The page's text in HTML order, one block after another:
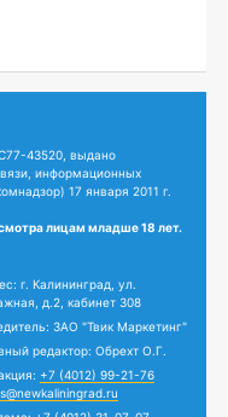
43520, выдано
информационных
17 января 2011 г.
лицам младше 18 лет.
г. Калининград, ул.
д.2, кабинет 308
ЗАО "Твик Маркетинг"
редактор: Обрехт О.Г.
+7 (4012) 99-21-76